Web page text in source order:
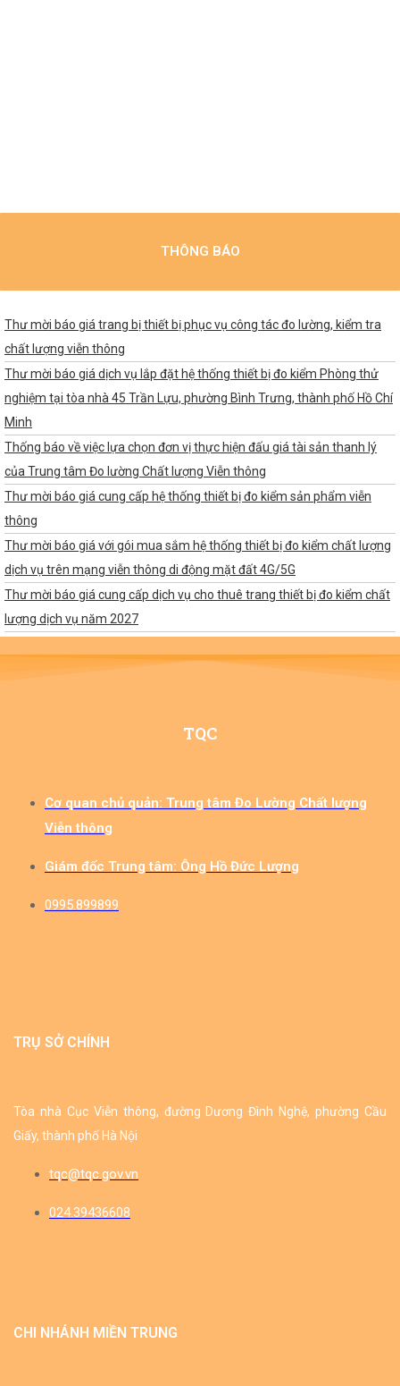
THÔNG BÁO
Thư mời báo giá trang bị thiết bị phục vụ công tác đo lường, kiểm tra
chất lượng viễn thông
Thư mời báo giá dịch vụ lắp đặt hệ thống thiết bị đo kiểm Phòng thử
nghiệm tại tòa nhà 45 Trần Lựu, phường Bình Trưng, thành phố Hồ Chí
Minh
Thống báo về việc lựa chọn đơn vị thực hiện đấu giá tài sản thanh lý
của Trung tâm Đo lường Chất lượng Viễn thông
Thư mời báo giá cung cấp hệ thống thiết bị đo kiểm sản phẩm viễn
thông
Thư mời báo giá với gói mua sắm hệ thống thiết bị đo kiểm chất lượng
dịch vụ trên mạng viễn thông di động mặt đất 4G/5G
Thư mời báo giá cung cấp dịch vụ cho thuê trang thiết bị đo kiểm chất
lượng dịch vụ năm 2027
TQC
Cơ quan chủ quản: Trung tâm Đo Lường Chất lượng
Viễn thông​
Giám đốc Trung tâm: Ông Hồ Đức Lượng​
0995.899899
TRỤ SỞ CHÍNH
Tòa nhà Cục Viễn thông, đường Dương Đình Nghệ, phường Cầu
Giấy, thành phố Hà Nội
tqc@tqc.gov.vn
024.39436608
CHI NHÁNH MIỀN TRUNG